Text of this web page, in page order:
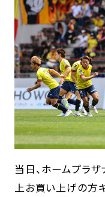
当日、ホームプラ
上お買い上げの方